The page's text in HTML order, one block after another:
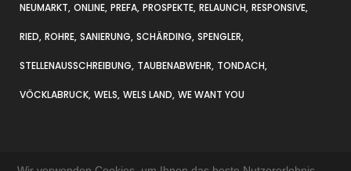
NEUMARKT ONLINE PREFA PROSPEKTE RELAUNCH RESPONSIVE
RIED ROHRE SANIERUNG SCHÄRDING SPENGLER
STELLENAUSSCHREIBUNG TAUBENABWEHR TONDACH
VÖCKLABRUCK WELS WELS LAND WE WANT YOU